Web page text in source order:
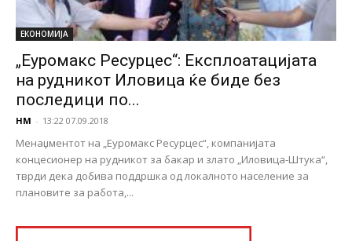
ЕКОНОМИЈА
„Еуромакс Ресурцес“: Експлоатацијата
на рудникот Иловица ќе биде без
последици по...
НМ - 13:22 07.09.2018
Менаџментот на „Еуромакс Ресурцес“, компанијата
концесионер на рудникот за бакар и злато „Иловица-Штука“,
тврди дека добива поддршка од локалното население за
плановите за работа,...